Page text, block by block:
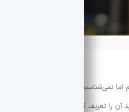
اما نمی‌شناسیم! به طوری که آن چیز خاص
آن را تعریف کن! از پاسخ باز می‌مانیم…